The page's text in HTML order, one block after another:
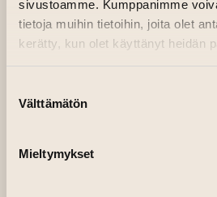
sivustoamme. Kumppanimme
tietoja muihin tietoihin, joita olet
kerätty, kun olet käyttänyt heidän
valinta
Välttämätön
Mieltymykset
vanhempi yhdessä lapsen
kanssa. Konsultaatio on
paikka tulee varata
Konsultaation kesto on
Tehdas Teatterin